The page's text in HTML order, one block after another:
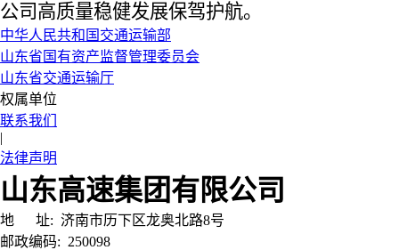
公司高质量稳健发展保驾护航。
中华人民共和国交通运输部
山东省国有资产监督管理委员会
山东省交通运输厅
权属单位
联系我们
|
法律声明
山东高速集团有限公司
地 址: 济南市历下区龙奥北路8号
邮政编码: 250098